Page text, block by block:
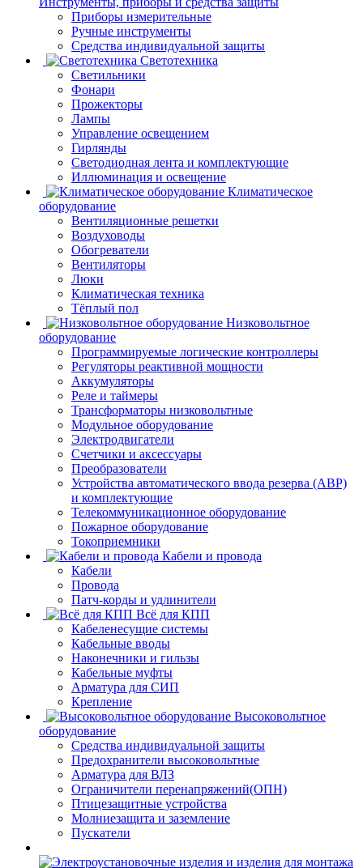
Приборы измерительные
Ручные инструменты
Средства индивидуальной защиты
Светотехника
Светильники
Фонари
Прожекторы
Лампы
Управление освещением
Гирлянды
Светодиодная лента и комплектующие
Иллюминация и освещение
Климатическое
оборудование
Вентиляционные решетки
Воздуховоды
Обогреватели
Вентиляторы
Люки
Климатическая техника
Тёплый пол
Низковольтное
оборудование
Программируемые логические контроллеры
Регуляторы реактивной мощности
Аккумуляторы
Реле и таймеры
Трансформаторы низковольтные
Модульное оборудование
Электродвигатели
Счетчики и аксессуары
Преобразователи
Устройства автоматического ввода резерва (АВР)
и комплектующие
Телекоммуникационное оборудование
Пожарное оборудование
Токоприемники
Кабели и провода
Кабели
Провода
Патч-корды и удлинители
Всё для КПП
Кабеленесущие системы
Кабельные вводы
Наконечники и гильзы
Кабельные муфты
Арматура для СИП
Крепление
Высоковольтное
оборудование
Средства индивидуальной защиты
Предохранители высоковольтные
Арматура для ВЛЗ
Ограничители перенапряжений(ОПН)
Птицезащитные устройства
Молниезащита и заземление
Пускатели